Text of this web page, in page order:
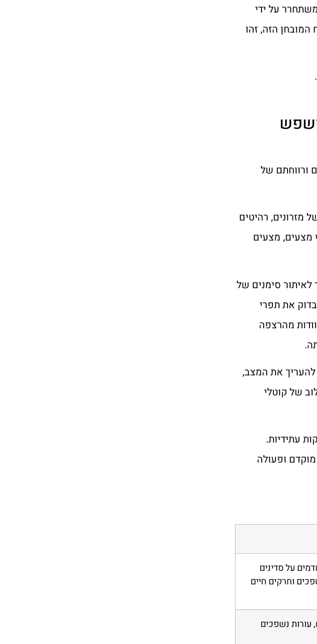
על ידי
הזה, זהו
ורווחתם של
מזרונים, רהיטים
מצעים, מצעים
לאיתור סימנים של
את תפרי
מהרצפה
את המצב,
של קוטלי
עתידיות.
ופעולה
על סדינים
וחרקים חיים
עורות נשפכים